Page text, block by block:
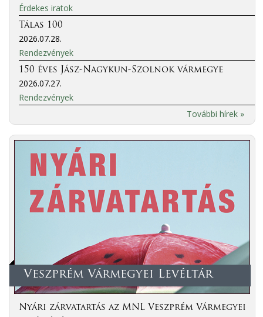
Érdekes iratok
Tálas 100
2026.07.28.
Rendezvények
150 éves Jász-Nagykun-Szolnok vármegye
2026.07.27.
Rendezvények
További hírek »
Veszprém Vármegyei Levéltár
Nyári zárvatartás az MNL Veszprém Vármegyei